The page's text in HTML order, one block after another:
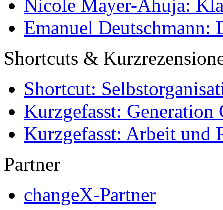
Nicole Mayer-Ahuja:
Emanuel Deutschmann:
Shortcuts &
Shortcut:
Kurzgefasst: Generation
Kurzgefasst: Arbeit und
Partner
changeX-Partner